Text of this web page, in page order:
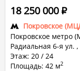
Покровское
Покровское метро
Радиальная 6-я ул. ,
Этаж: 20 / 24
Площадь: 42 м2
18 250 000Р